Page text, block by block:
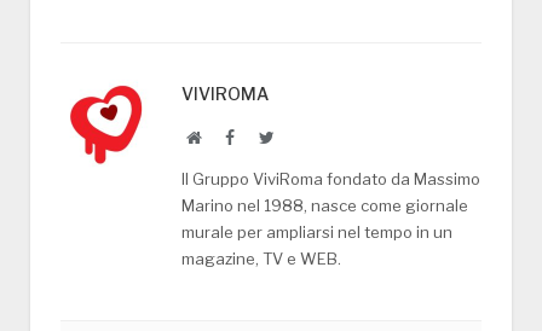
VIVIROMA
WebsiteFacebookTwitter
Il Gruppo ViviRoma fondato da Massimo
Marino nel 1988, nasce come giornale
murale per ampliarsi nel tempo in un
magazine, TV e WEB.